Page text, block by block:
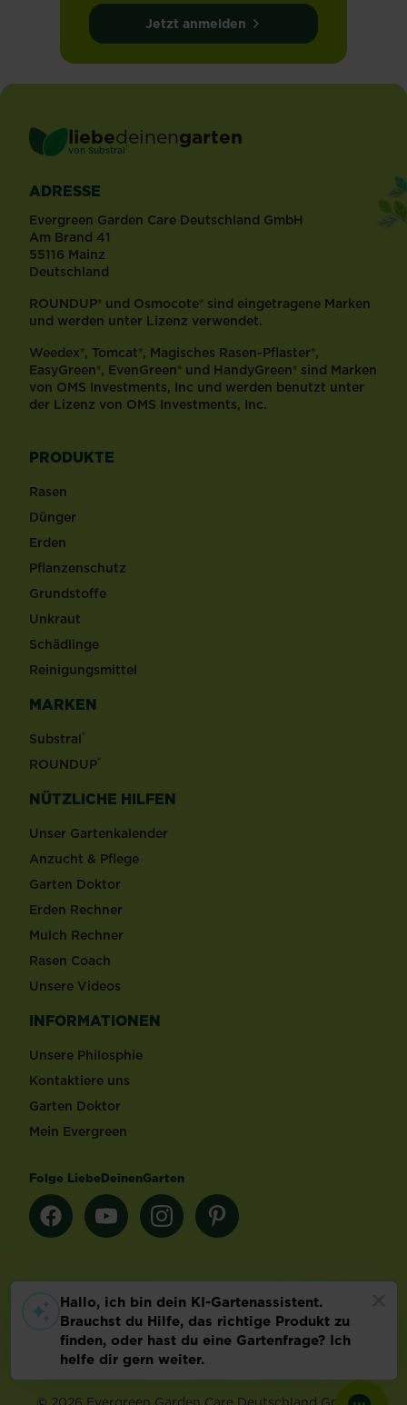
Jetzt anmelden
liebedeinengarten
von Substral ®
ADRESSE
Evergreen Garden Care Deutschland GmbH
Am Brand 41
55116 Mainz
Deutschland
ROUNDUP® und Osmocote® sind eingetragene Marken
und werden unter Lizenz verwendet.
Weedex®, Tomcat®, Magisches Rasen-Pflaster®,
EasyGreen®, EvenGreen® und HandyGreen® sind Marken
von OMS Investments, Inc und werden benutzt unter
der Lizenz von OMS Investments, Inc.
PRODUKTE
Rasen
Dünger
Erden
Pflanzenschutz
Grundstoffe
Unkraut
Schädlinge
Reinigungsmittel
MARKEN
Substral®
ROUNDUP®
NÜTZLICHE HILFEN
Unser Gartenkalender
Anzucht & Pflege
Garten Doktor
Erden Rechner
Mulch Rechner
Rasen Coach
Unsere Videos
INFORMATIONEN
Unsere Philosphie
Kontaktiere uns
Garten Doktor
Mein Evergreen
Folge LiebeDeinenGarten
Länderauswahl
Footer
Impressum & AGB Datenschutz